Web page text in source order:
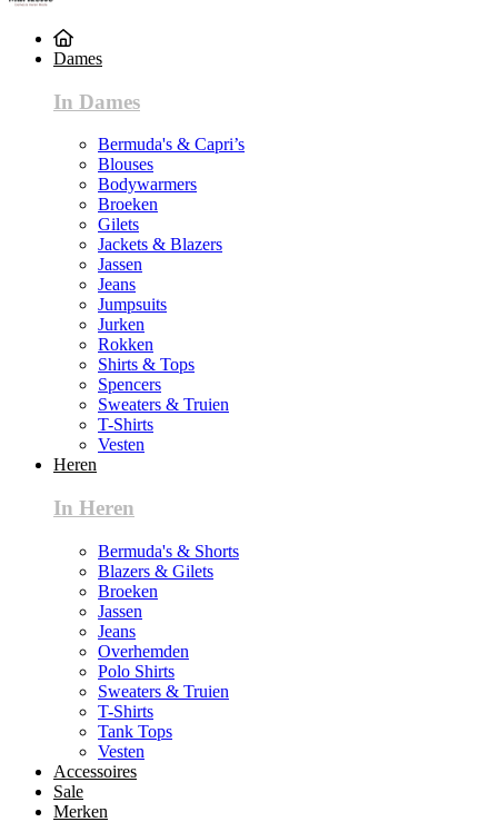
Dames
In Dames
Bermuda's & Capri’s
Blouses
Bodywarmers
Broeken
Gilets
Jackets & Blazers
Jassen
Jeans
Jumpsuits
Jurken
Rokken
Shirts & Tops
Spencers
Sweaters & Truien
T-Shirts
Vesten
Heren
In Heren
Bermuda's & Shorts
Blazers & Gilets
Broeken
Jassen
Jeans
Overhemden
Polo Shirts
Sweaters & Truien
T-Shirts
Tank Tops
Vesten
Accessoires
Sale
Merken